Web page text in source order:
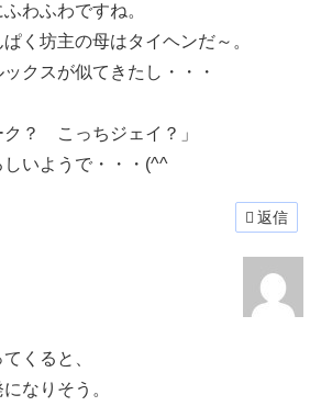
わふわですね。
く坊主の母はタイヘンだ～。
クスが似てきたし・・・
？ こっちジェイ？」
いようで・・・(^^ゞ
返信
くると、
なりそう。